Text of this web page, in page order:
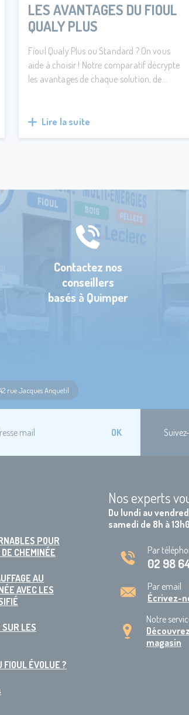
LES AVANTAGES DU FIOUL
QUALY PLUS
Fioul Qualy Plus ou Standard ? On vous
aide à choisir ! Notre comparatif décrypte
les avantages de chaque solution, de
rendement et résistance au froid pour
votre installation.
Lire la suite
Contactez nos
conseillers
basés à Quimper
rue Jacques Anquetil
OK
POUR
CHEMINÉE
AU
AVEC LES
SUR LES
FIOUL ÉVOLUE ?
Nos experts
Du lundi au
samedi de 8h à
Par
02 98
Par email
Écrivez-
Notre
magasin